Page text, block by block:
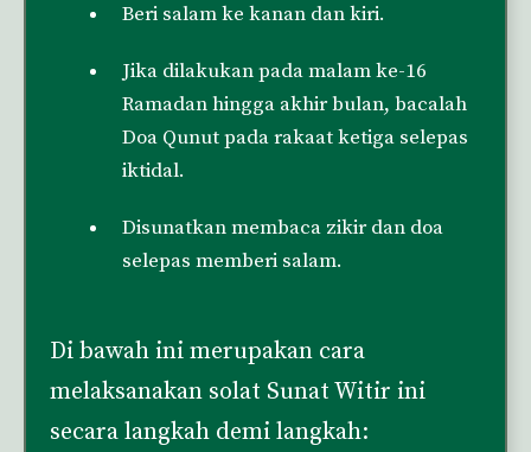
Beri salam ke kanan dan kiri.
Jika dilakukan pada malam ke-16
Ramadan hingga akhir bulan, bacalah
Doa Qunut pada rakaat ketiga selepas
iktidal.
Disunatkan membaca zikir dan doa
selepas memberi salam.
Di bawah ini merupakan cara
melaksanakan solat Sunat Witir ini
secara langkah demi langkah: